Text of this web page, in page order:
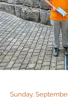
Sunday,